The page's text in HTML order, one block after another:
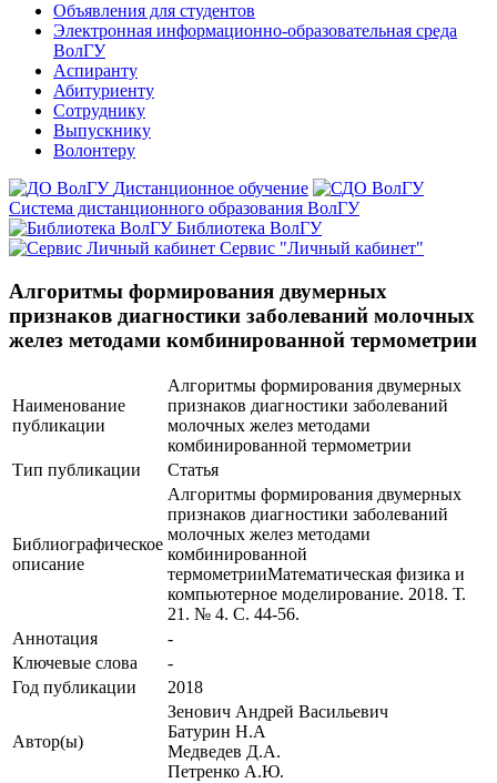
Объявления для студентов
Электронная информационно-образовательная среда
ВолГУ
Аспиранту
Абитуриенту
Сотруднику
Выпускнику
Волонтеру
Дистанционное обучение
Система дистанционного образования ВолГУ
Библиотека ВолГУ
Сервис "Личный кабинет"
Алгоритмы формирования двумерных
признаков диагностики заболеваний молочных
желез методами комбинированной термометрии
Наименование
публикации
Алгоритмы формирования двумерных
признаков диагностики заболеваний
молочных желез методами
комбинированной термометрии
Тип публикации
Статья
Библиографическое
описание
Алгоритмы формирования двумерных
признаков диагностики заболеваний
молочных желез методами
комбинированной
термометрииМатематическая физика и
компьютерное моделирование. 2018. Т.
21. № 4. С. 44-56.
Аннотация
-
Ключевые cлова
-
Год публикации
2018
Автор(ы)
Зенович Андрей Васильевич
Батурин Н.А
Медведев Д.А.
Петренко А.Ю.